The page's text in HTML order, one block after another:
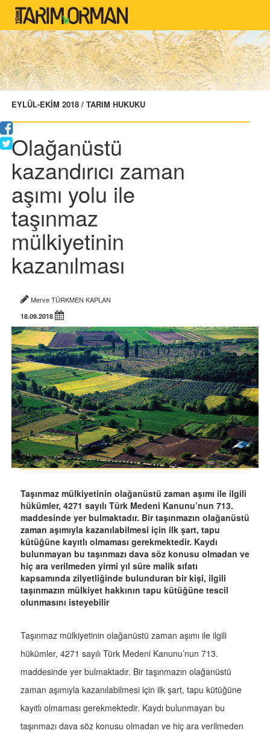
EYLÜL-EKİM 2018 / TARIM HUKUKU
Olağanüstü
kazandırıcı zaman
aşımı yolu ile
taşınmaz
mülkiyetinin
kazanılması
Merve TÜRKMEN KAPLAN
18.09.2018
Taşınmaz mülkiyetinin olağanüstü zaman aşımı ile ilgili
hükümler, 4271 sayılı Türk Medeni Kanunu’nun 713.
maddesinde yer bulmaktadır. Bir taşınmazın olağanüstü
zaman aşımıyla kazanılabilmesi için ilk şart, tapu
kütüğüne kayıtlı olmaması gerekmektedir. Kaydı
bulunmayan bu taşınmazı dava söz konusu olmadan ve
hiç ara verilmeden yirmi yıl süre malik sıfatı
kapsamında zilyetliğinde bulunduran bir kişi, ilgili
taşınmazın mülkiyet hakkının tapu kütüğüne tescil
olunmasını isteyebilir
Taşınmaz mülkiyetinin olağanüstü zaman aşımı ile ilgili
hükümler, 4271 sayılı Türk Medeni Kanunu’nun 713.
maddesinde yer bulmaktadır. Bir taşınmazın olağanüstü
zaman aşımıyla kazanılabilmesi için ilk şart, tapu kütüğüne
kayıtlı olmaması gerekmektedir. Kaydı bulunmayan bu
taşınmazı dava söz konusu olmadan ve hiç ara verilmeden